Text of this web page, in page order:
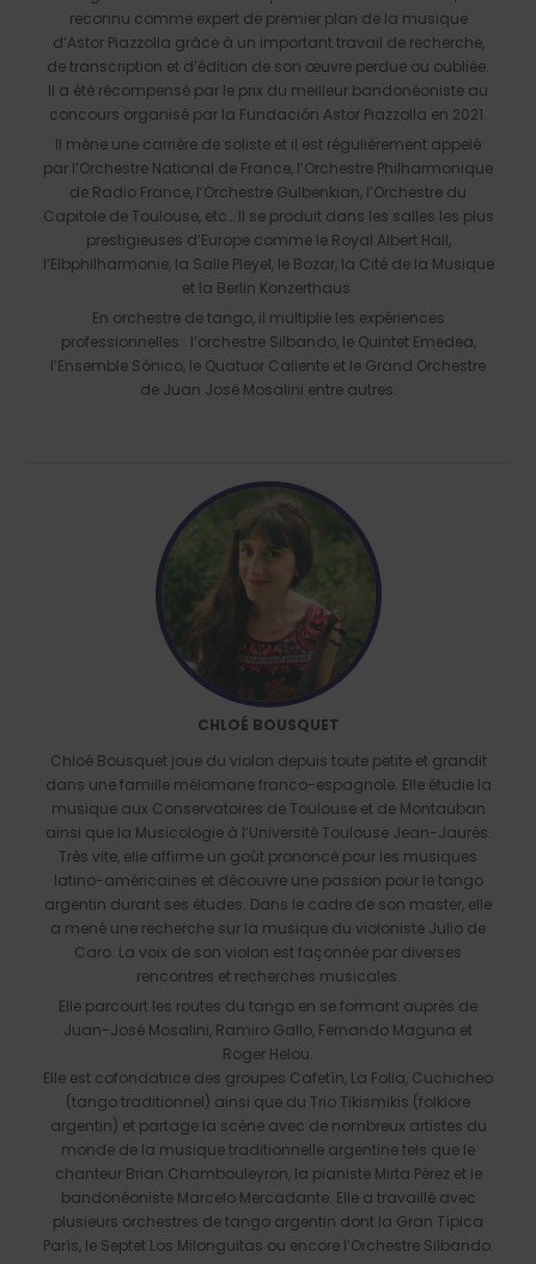
reconnu comme expert de premier plan de la musique
d’Astor Piazzolla grâce à un important travail de recherche,
de transcription et d’édition de son œuvre perdue ou oubliée.
Il a été récompensé par le prix du meilleur bandonéoniste au
concours organisé par la Fundación Astor Piazzolla en 2021.
Il mène une carrière de soliste et il est régulièrement appelé
par l’Orchestre National de France, l’Orchestre Philharmonique
de Radio France, l’Orchestre Gulbenkian, l’Orchestre du
Capitole de Toulouse, etc… Il se produit dans les salles les plus
prestigieuses d’Europe comme le Royal Albert Hall,
l’Elbphilharmonie, la Salle Pleyel, le Bozar, la Cité de la Musique
et la Berlin Konzerthaus.
En orchestre de tango, il multiplie les expériences
professionnelles : l’orchestre Silbando, le Quintet Emedea,
l’Ensemble Sónico, le Quatuor Caliente et le Grand Orchestre
de Juan José Mosalini entre autres.
CHLOÉ BOUSQUET
Chloé Bousquet joue du violon depuis toute petite et grandit
dans une famille mélomane franco-espagnole. Elle étudie la
musique aux Conservatoires de Toulouse et de Montauban
ainsi que la Musicologie à l’Université Toulouse Jean-Jaurès.
Très vite, elle affirme un goût prononcé pour les musiques
latino-américaines et découvre une passion pour le tango
argentin durant ses études. Dans le cadre de son master, elle
a mené une recherche sur la musique du violoniste Julio de
Caro. La voix de son violon est façonnée par diverses
rencontres et recherches musicales.
Elle parcourt les routes du tango en se formant auprès de
Juan-José Mosalini, Ramiro Gallo, Fernando Maguna et
Roger Helou.
Elle est cofondatrice des groupes Cafetín, La Folia, Cuchicheo
(tango traditionnel) ainsi que du Trio Tikismikis (folklore
argentin) et partage la scène avec de nombreux artistes du
monde de la musique traditionnelle argentine tels que le
chanteur Brian Chambouleyron, la pianiste Mirta Pérez et le
bandonéoniste Marcelo Mercadante. Elle a travaillé avec
plusieurs orchestres de tango argentin dont la Gran Típica
París, le Septet Los Milonguitas ou encore l’Orchestre Silbando.